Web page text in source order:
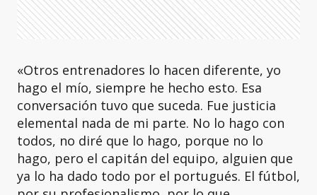
«Otros entrenadores lo hacen diferente, yo
hago el mío, siempre he hecho esto. Esa
conversación tuvo que suceda. Fue justicia
elemental nada de mi parte. No lo hago con
todos, no diré que lo hago, porque no lo
hago, pero el capitán del equipo, alguien que
ya lo ha dado todo por el portugués. El fútbol,